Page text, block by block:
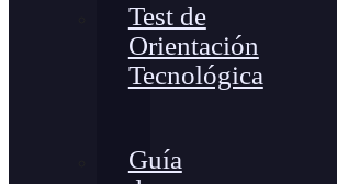
Test de
Orientación
Tecnológica
Guía